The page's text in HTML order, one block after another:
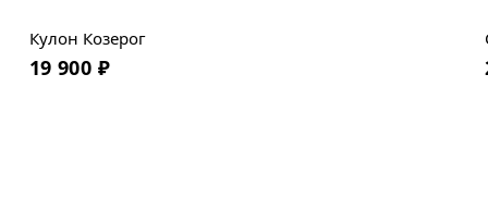
Кулон Козерог
19 900 ₽